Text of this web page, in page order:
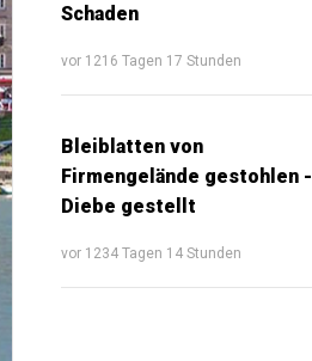
Schaden
vor 1216 Tagen 17 Stunden
Bleiblatten von
Firmengelände gestohlen -
Diebe gestellt
vor 1234 Tagen 14 Stunden